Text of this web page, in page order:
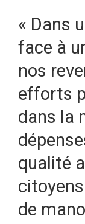
« Dans
face à
nos
efforts
dans la
qualité
de